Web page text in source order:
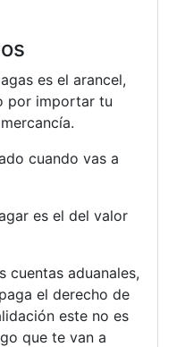
es el arancel,
por importar tu
cuando vas a
es el del valor
cuentas aduanales,
el derecho de
este no es
que te van a